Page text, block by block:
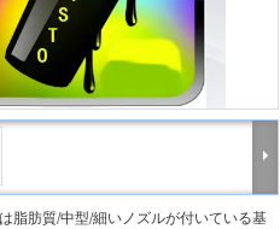
脂肪質/中型/細いノズルが付いている基